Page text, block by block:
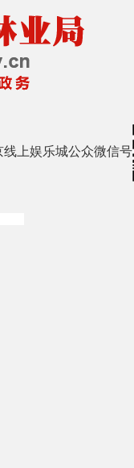
线上娱乐城公众微信号